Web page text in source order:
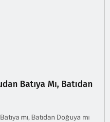
Batıya Mı, Batıdan
mı, Batıdan Doğuya mı